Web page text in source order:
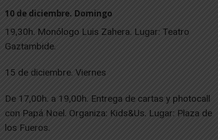
10 de diciembre. Domingo
19,30h. Monólogo Luis Zahera. Lugar: Teatro
Gaztambide.
15 de diciembre. Viernes
De 17,00h. a 19,00h. Entrega de cartas y photocall
con Papá Noel. Organiza: Kids&Us. Lugar: Plaza de
los Fueros.